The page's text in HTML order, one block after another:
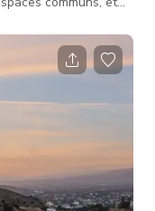
un grand îlot.
cuisine, un garde-
Le grand salon
disposition ouverte,